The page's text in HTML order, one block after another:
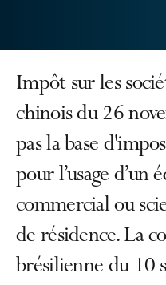
Impôt sur les
chinois du 26
pas la base
pour l’usage
commercial ou
de résidence. La
brésilienne du 10